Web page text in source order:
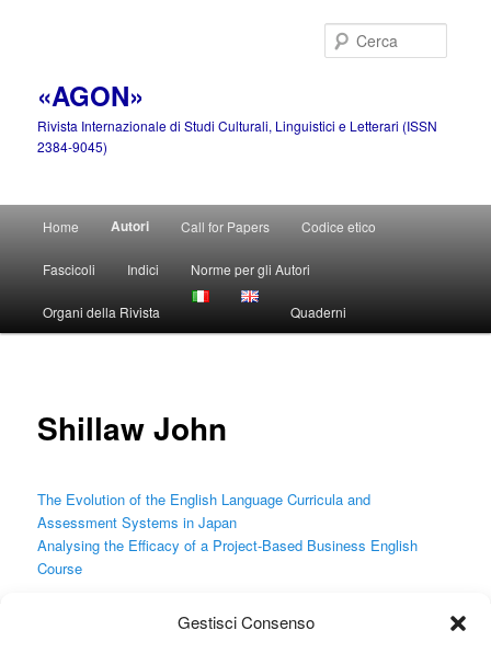
Gestisci Consenso
«AGON»
Rivista Internazionale di Studi Culturali, Linguistici e Letterari (ISSN
2384-9045)
principale
Home Autori Call for Papers Codice etico
Fascicoli Indici Norme per gli Autori
Organi della Rivista Quaderni
Shillaw John
The Evolution of the English Language Curricula and
Assessment Systems in Japan
Analysing the Efficacy of a Project-Based Business English
Course